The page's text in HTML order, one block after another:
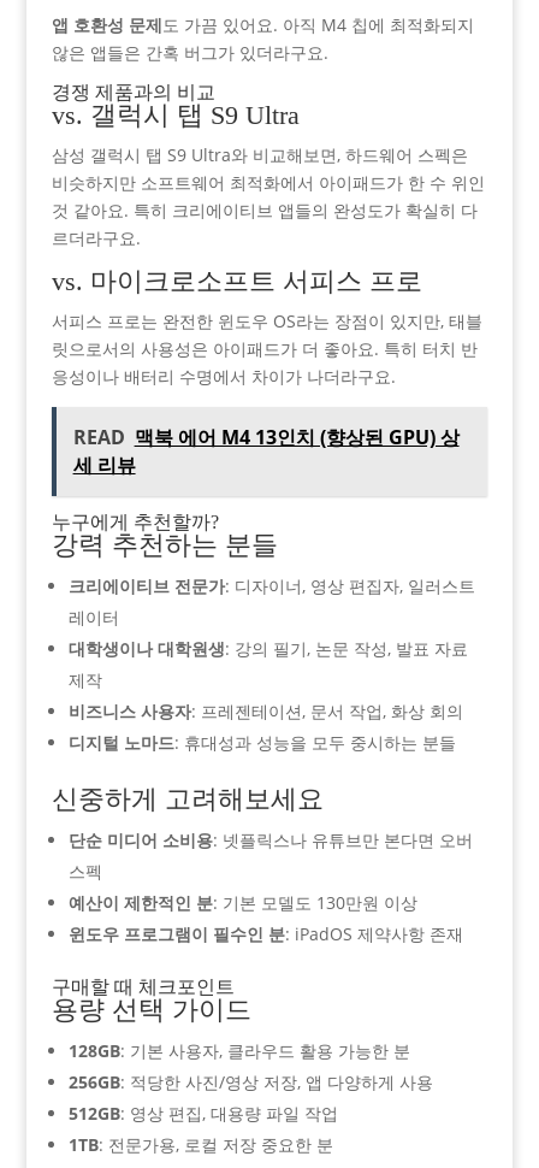
앱 호환성 문제도 가끔 있어요. 아직 M4 칩에 최적화되지
않은 앱들은 간혹 버그가 있더라구요.
경쟁 제품과의 비교
vs. 갤럭시 탭 S9 Ultra
삼성 갤럭시 탭 S9 Ultra와 비교해보면, 하드웨어 스펙은
비슷하지만 소프트웨어 최적화에서 아이패드가 한 수 위인
것 같아요. 특히 크리에이티브 앱들의 완성도가 확실히 다
르더라구요.
vs. 마이크로소프트 서피스 프로
서피스 프로는 완전한 윈도우 OS라는 장점이 있지만, 태블
릿으로서의 사용성은 아이패드가 더 좋아요. 특히 터치 반
응성이나 배터리 수명에서 차이가 나더라구요.
READ 맥북 에어 M4 13인치 (향상된 GPU) 상
세 리뷰
누구에게 추천할까?
강력 추천하는 분들
크리에이티브 전문가: 디자이너, 영상 편집자, 일러스트
레이터
대학생이나 대학원생: 강의 필기, 논문 작성, 발표 자료
제작
비즈니스 사용자: 프레젠테이션, 문서 작업, 화상 회의
디지털 노마드: 휴대성과 성능을 모두 중시하는 분들
신중하게 고려해보세요
단순 미디어 소비용: 넷플릭스나 유튜브만 본다면 오버
스펙
예산이 제한적인 분: 기본 모델도 130만원 이상
윈도우 프로그램이 필수인 분: iPadOS 제약사항 존재
구매할 때 체크포인트
용량 선택 가이드
128GB: 기본 사용자, 클라우드 활용 가능한 분
256GB: 적당한 사진/영상 저장, 앱 다양하게 사용
512GB: 영상 편집, 대용량 파일 작업
1TB: 전문가용, 로컬 저장 중요한 분